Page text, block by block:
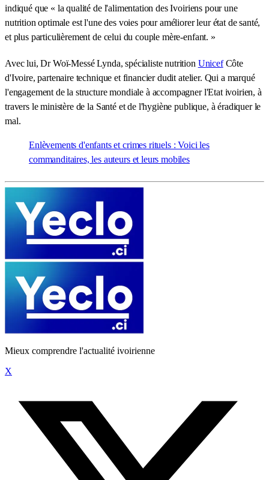
indiqué que « la qualité de l'alimentation des Ivoiriens pour une
nutrition optimale est l'une des voies pour améliorer leur état de santé,
et plus particulièrement de celui du couple mère-enfant. »
Avec lui, Dr Woï-Messé Lynda, spécialiste nutrition UnicefCôte
d'Ivoire, partenaire technique et financier dudit atelier. Qui a marqué
l'engagement de la structure mondiale à accompagner l'Etat ivoirien, à
travers le ministère de la Santé et de l'hygiène publique, à éradiquer le
mal.
Enlèvements d'enfants et crimes rituels : Voici les
commanditaires, les auteurs et leurs mobiles
Mieux comprendre l'actualité ivoirienne
X